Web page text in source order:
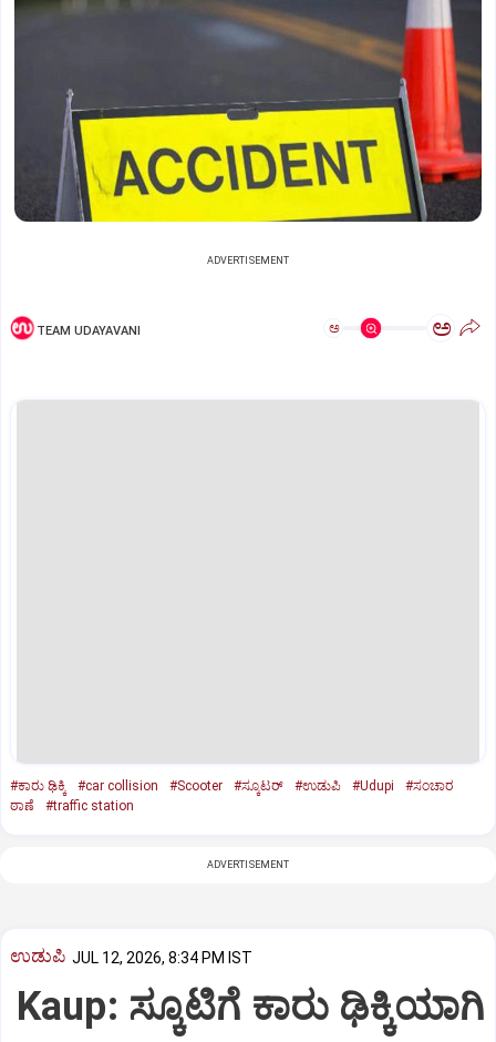
ADVERTISEMENT
TEAM UDAYAVANI ಅ ಅ
#ಕಾರು ಢಿಕ್ಕಿ #car collision #Scooter #ಸ್ಕೂಟರ್‌ #ಉಡುಪಿ #Udupi
#ಸಂಚಾರ
ಠಾಣೆ
#traffic station
ADVERTISEMENT
ಉಡುಪಿ JUL 12, 2026, 8:34 PM IST
Kaup: ಸ್ಕೂಟಿಗೆ ಕಾರು ಢಿಕ್ಕಿಯಾಗಿ